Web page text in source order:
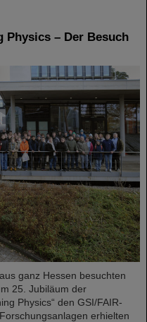
Physics – Der Besuch
ganz Hessen besuchten
25. Jubiläum der
Physics“ den GSI/FAIR-
erhielten